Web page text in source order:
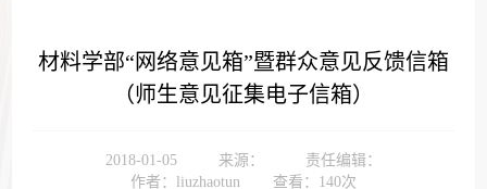
材料学部“网络意见箱”暨群众意见反馈信箱
（师生意见征集电子信箱）
2018-01-05 来源：
责任编辑：
作者：liuzhaotun
查看： 140次